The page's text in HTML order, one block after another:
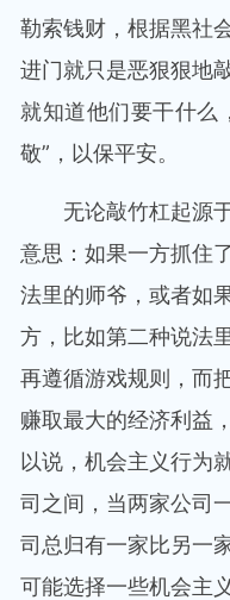
勒索钱财，根据黑社
进门就只是恶狠狠地
就知道他们要干什么
敬”，以保平安。
无论敲竹杠起源
意思：如果一方抓住
法里的师爷，或者如
方，比如第二种说法
再遵循游戏规则，而
赚取最大的经济利益
以说，机会主义行为
司之间，当两家公司
司总归有一家比另一
可能选择一些机会主